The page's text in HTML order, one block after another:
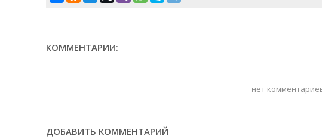
КОММЕНТАРИИ:
нет
ДОБАВИТЬ КОММЕНТАРИЙ